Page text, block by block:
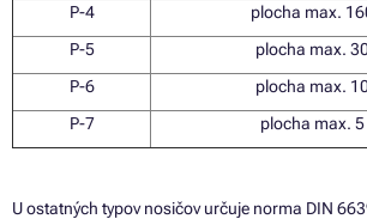
P-4 plocha max.
P-5
plocha max.
P-6
plocha max.
P-7
plocha max. 5
U ostatných typov nosičov určuje norma DIN